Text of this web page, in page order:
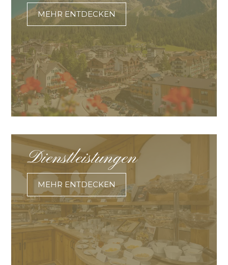
MEHR ENTDECKEN
Dienstleistungen
MEHR ENTDECKEN